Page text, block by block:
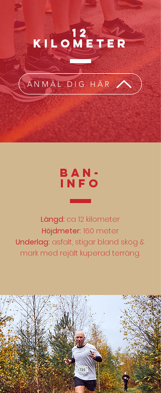
12
KILOMETER
ANMÄL DIG HÄR
Ban-
INFO
Längd: ca 12 kilometer
Höjdmeter: 160 meter
Underlag: asfalt, stigar bland skog &
mark med rejält kuperad terräng.